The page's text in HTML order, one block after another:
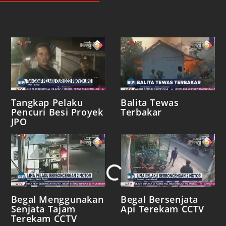
Tangkap Pelaku
Pencuri Besi Proyek
JPO
Balita Tewas
Terbakar
Begal Menggunakan
Senjata Tajam
Terekam CCTV
Begal Bersenjata
Api Terekam CCTV
Loading...